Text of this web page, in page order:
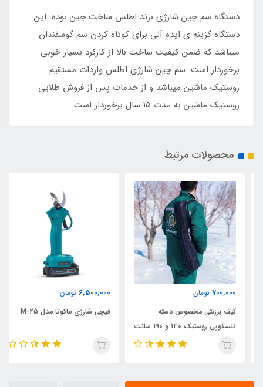
دستگاه سم چین شارژی برند اطلس ساخت چین بوده. این
دستگاه گزینه ی ایده آلی برای کوتاه کردن سم گوسفندان
میباشد که ضمن کیفیت ساخت بالا از کارکرد بسیار خوبی
برخوردار است. سم چین شارژی اطلس واردات مستقیم
روستیک ماشین میباشد و از خدمات پس از فروش طلایی
روستیک ماشین به مدت 15 سال برخوردار است.
محصولات مرتبط
700,000 تومان
کیف برزنتی مخصوص دسته
تلسکوپی روستیک 130 و 190 سانت
6,500,000 تومان
قیچی شارژی ماکوتا مدل M-25